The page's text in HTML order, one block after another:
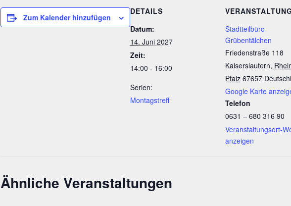
Zum Kalender hinzufügen
DETAILS
Datum:
14. Juni 2027
Zeit:
14:00 - 16:00
Serien:
Montagstreff
Stadtteilbüro
Grübentälchen
Friedenstraße 118
Kaiserslautern,
Pfalz 67657
Google Karte
Telefon
0631 – 680 316 90
Veranstaltungsort-
anzeigen
Ähnliche Veranstaltungen